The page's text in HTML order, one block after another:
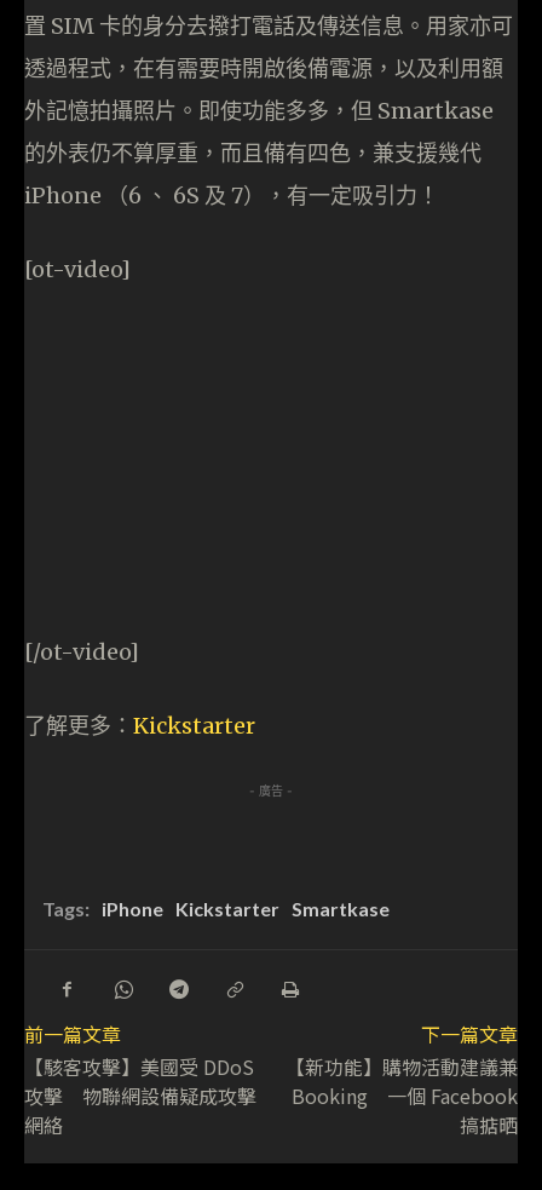
置 SIM 卡的身分去撥打電話及傳送信息。用家亦可
透過程式，在有需要時開啟後備電源，以及利用額
外記憶拍攝照片。即使功能多多，但 Smartkase
的外表仍不算厚重，而且備有四色，兼支援幾代
iPhone （6 、 6S 及 7），有一定吸引力！
[ot-video]
[/ot-video]
了解更多： Kickstarter
- 廣告 -
Tags: iPhone Kickstarter Smartkase
前一篇文章
【駭客攻擊】美國受 DDoS
攻擊 物聯網設備疑成攻擊
網絡
下一篇文章
【新功能】購物活動建議兼
Booking 一個 Facebook
搞掂晒